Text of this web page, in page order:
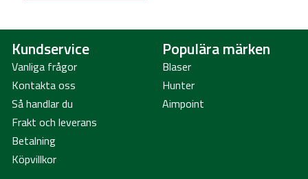
Kundservice
Vanliga frågor
Kontakta oss
Så handlar du
Frakt och leverans
Betalning
Köpvillkor
Populära märken
Blaser
Hunter
Aimpoint